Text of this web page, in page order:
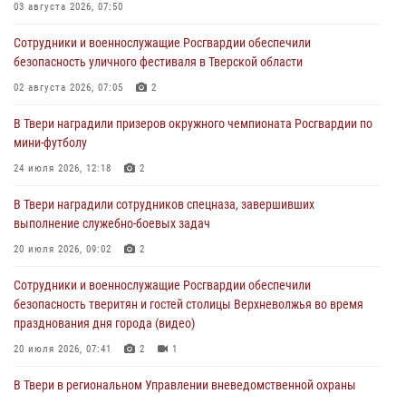
27 июля 2026, 08:29
В Твери наградили призеров окружного чемпионата Росгвардии по
мини-футболу
24 июля 2026, 12:18 2
Росгвардейцы оказали помощь водителю на дороге в городе Кашин
22 июля 2026, 08:35
Представители Росгвардии провели спортивно — патриотическое
мероприятие для воспитанников летнего лагеря в Тверской области
(видео)
03 августа 2026, 07:50
Сотрудники и военнослужащие Росгвардии обеспечили
безопасность уличного фестиваля в Тверской области
02 августа 2026, 07:05 2
В Твери наградили призеров окружного чемпионата Росгвардии по
мини-футболу
24 июля 2026, 12:18 2
В Твери наградили сотрудников спецназа, завершивших
выполнение служебно-боевых задач
20 июля 2026, 09:02 2
Сотрудники и военнослужащие Росгвардии обеспечили
безопасность тверитян и гостей столицы Верхневолжья во время
празднования дня города (видео)
20 июля 2026, 07:41 2 1
В Твери в региональном Управлении вневедомственной охраны